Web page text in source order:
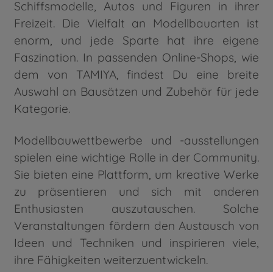
Schiffsmodelle, Autos und Figuren in ihrer
Freizeit. Die Vielfalt an Modellbauarten ist
enorm, und jede Sparte hat ihre eigene
Faszination. In passenden Online-Shops, wie
dem von TAMIYA, findest Du eine breite
Auswahl an Bausätzen und Zubehör für jede
Kategorie.
Modellbauwettbewerbe und -ausstellungen
spielen eine wichtige Rolle in der Community.
Sie bieten eine Plattform, um kreative Werke
zu präsentieren und sich mit anderen
Enthusiasten auszutauschen. Solche
Veranstaltungen fördern den Austausch von
Ideen und Techniken und inspirieren viele,
ihre Fähigkeiten weiterzuentwickeln.